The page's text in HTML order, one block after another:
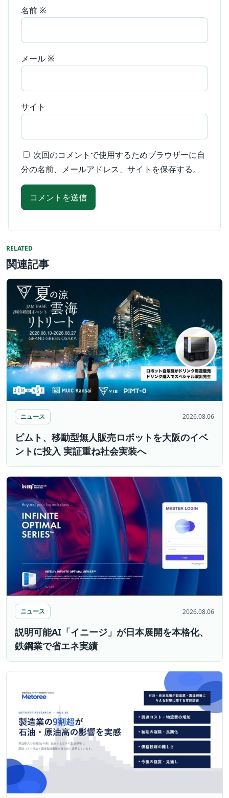
名前 ※
メール ※
サイト
次回のコメントで使用するためブラウザーに自
分の名前、メールアドレス、サイトを保存する。
RELATED
関連記事
ニュース 2026.08.06
ピムト、移動型無人販売ロボットを大阪のイベ
ントに投入 実証重ね社会実装へ
ニュース 2026.08.06
説明可能AI「イニージ」が日本展開を本格化、
鉄鋼業で省エネ実績